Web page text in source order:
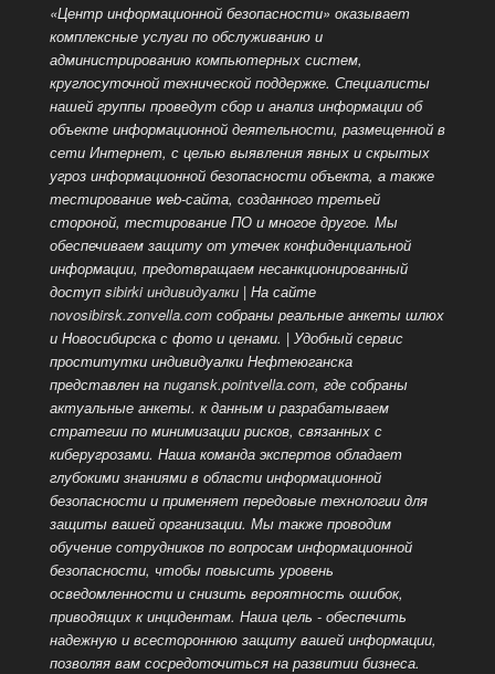
«Центр информационной безопасности» оказывает
комплексные услуги по обслуживанию и
администрированию компьютерных систем,
круглосуточной технической поддержке. Специалисты
нашей группы проведут сбор и анализ информации об
объекте информационной деятельности, размещенной в
сети Интернет, с целью выявления явных и скрытых
угроз информационной безопасности объекта, а также
тестирование web-сайта, созданного третьей
стороной, тестирование ПО и многое другое. Мы
обеспечиваем защиту от утечек конфиденциальной
информации, предотвращаем несанкционированный
доступ sibirki индивидуалки| На сайте
novosibirsk.zonvella.comсобраны реальные анкеты шлюх
и Новосибирска с фото и ценами. | Удобный сервис
проститутки индивидуалки Нефтеюганска
представлен на nugansk.pointvella.com, где собраны
актуальные анкеты. к данным и разрабатываем
стратегии по минимизации рисков, связанных с
киберугрозами. Наша команда экспертов обладает
глубокими знаниями в области информационной
безопасности и применяет передовые технологии для
защиты вашей организации. Мы также проводим
обучение сотрудников по вопросам информационной
безопасности, чтобы повысить уровень
осведомленности и снизить вероятность ошибок,
приводящих к инцидентам. Наша цель - обеспечить
надежную и всестороннюю защиту вашей информации,
позволяя вам сосредоточиться на развитии бизнеса.